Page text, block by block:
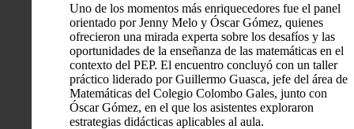
Uno de los momentos más enriquecedores fue el panel
orientado por Jenny Melo y Óscar Gómez, quienes
ofrecieron una mirada experta sobre los desafíos y las
oportunidades de la enseñanza de las matemáticas en el
contexto del PEP. El encuentro concluyó con un taller
práctico liderado por Guillermo Guasca, jefe del área de
Matemáticas del Colegio Colombo Gales, junto con
Óscar Gómez, en el que los asistentes exploraron
estrategias didácticas aplicables al aula.